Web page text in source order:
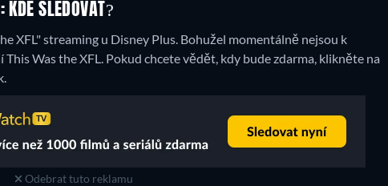
KDE SLEDOVAT?
XFL" streaming u Disney Plus. Bohužel momentálně nejsou k
Was the XFL. Pokud chcete vědět, kdy bude zdarma, klikněte na
Odebrat tuto reklamu